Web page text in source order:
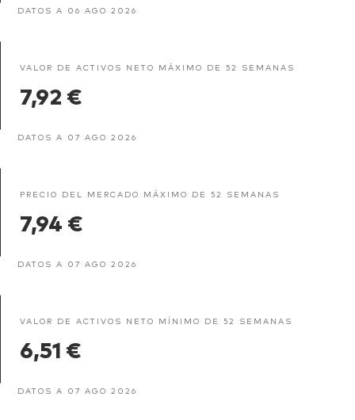
DATOS A 06 AGO 2026
VALOR DE ACTIVOS NETO MÁXIMO DE 52 SEMANAS
7,92 €
DATOS A 07 AGO 2026
PRECIO DEL MERCADO MÁXIMO DE 52 SEMANAS
7,94 €
DATOS A 07 AGO 2026
VALOR DE ACTIVOS NETO MÍNIMO DE 52 SEMANAS
6,51 €
DATOS A 07 AGO 2026